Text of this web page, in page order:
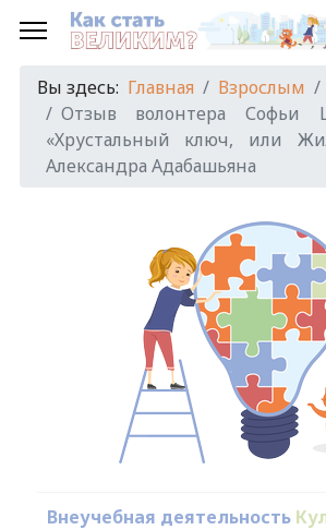
Вы здесь: Главная Взрослым
Отзыв волонтера
«Хрустальный ключ, или
Александра Адабашьяна
Внеучебная деятельность